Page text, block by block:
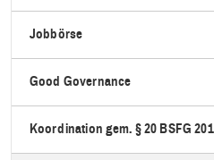
Jobbörse
Good Governance
Koordination gem. § 20 BSFG